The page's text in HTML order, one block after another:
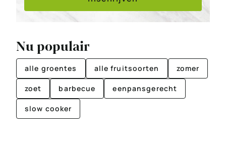
Nu populair
alle groentes alle fruitsoorten zomer
zoet barbecue eenpansgerecht
slow cooker